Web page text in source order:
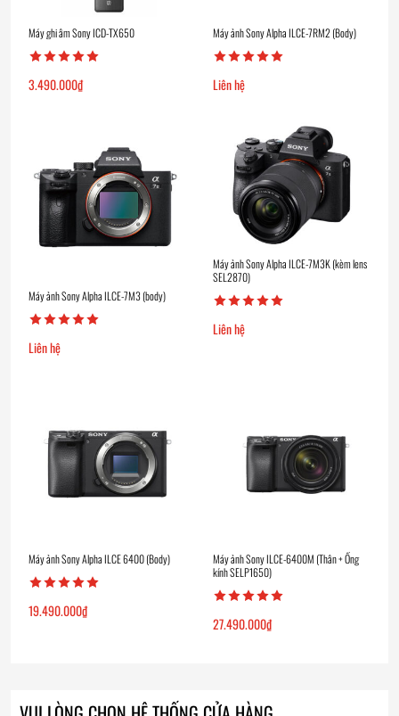
Máy ghi âm Sony ICD-TX650
3.490.000₫
Máy ảnh Sony Alpha ILCE-7RM2 (Body)
Liên hệ
Máy ảnh Sony Alpha ILCE-7M3 (body)
Liên hệ
Máy ảnh Sony Alpha ILCE-7M3K (kèm lens
SEL2870)
Liên hệ
Máy ảnh Sony Alpha ILCE 6400 (Body)
19.490.000₫
Máy ảnh Sony ILCE-6400M (Thân + Ống
kính SELP1650)
27.490.000₫